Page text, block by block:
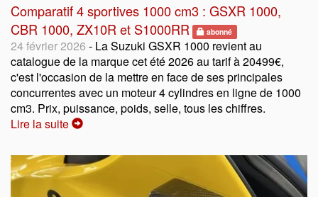
Comparatif 4 sportives 1000 cm3 : GSXR 1000,
CBR 1000, ZX10R et S1000RR
abonné
24 février 2026 - La Suzuki GSXR 1000 revient au
catalogue de la marque cet été 2026 au tarif à 20499€,
c'est l'occasion de la mettre en face de ses principales
concurrentes avec un moteur 4 cylindres en ligne de 1000
cm3. Prix, puissance, poids, selle, tous les chiffres.
Lire la suite